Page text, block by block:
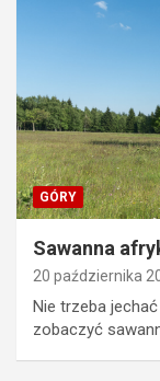
GÓRY
Sawanna
20 października
Nie trzeba
zobaczyć